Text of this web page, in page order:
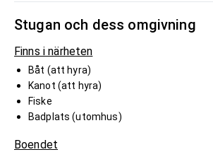
Stugan och dess omgivning
Finns i närheten
Båt (att hyra)
Kanot (att hyra)
Fiske
Badplats (utomhus)
Boendet